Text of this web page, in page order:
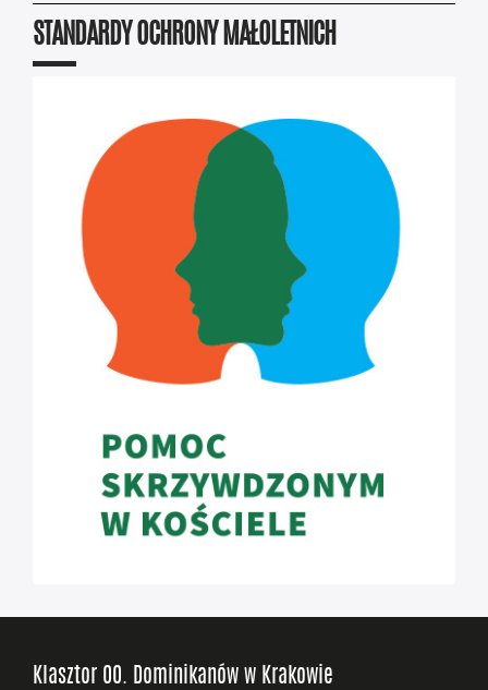
STANDARDY OCHRONY MAŁOLETNICH
Klasztor OO. Dominikanów w Krakowie